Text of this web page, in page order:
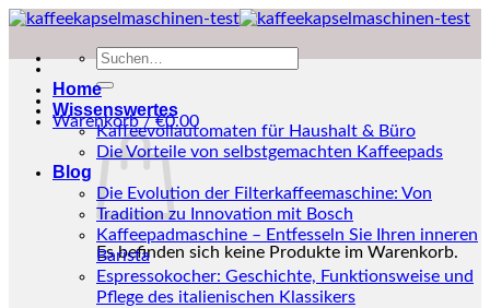
Zum
springen
Suchen
Warenkorb /€0.00
Es befinden sich keine Produkte im Warenkorb.
Home
Wissenswertes
Kaffeevollautomaten für Haushalt & Büro
Die Vorteile von selbstgemachten Kaffeepads
Blog
Die Evolution der Filterkaffeemaschine: Von
Tradition zu Innovation mit Bosch
Kaffeepadmaschine – Entfesseln Sie Ihren inneren
Barista
Espressokocher: Geschichte, Funktionsweise und
Pflege des italienischen Klassikers